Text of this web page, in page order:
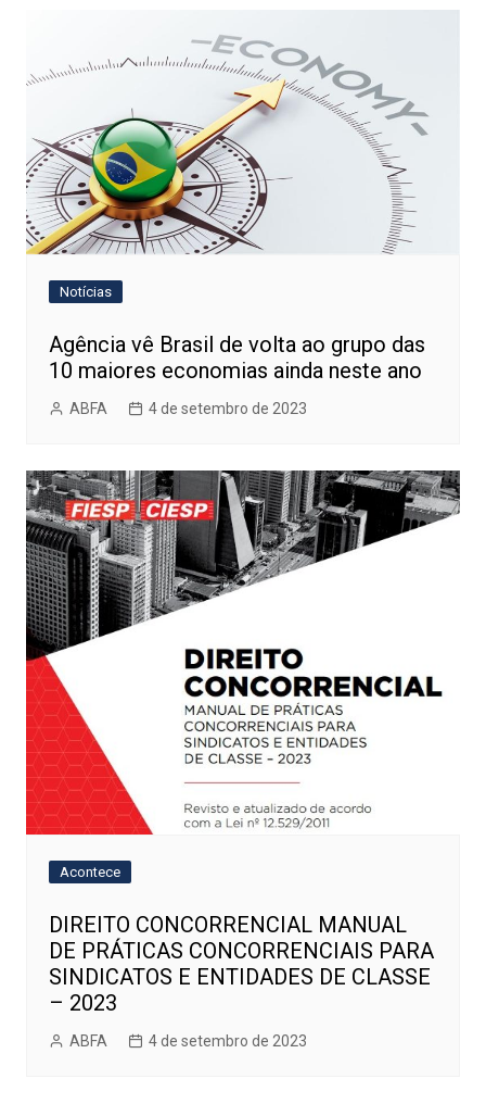
Notícias
Agência vê Brasil de volta ao grupo das
10 maiores economias ainda neste ano
ABFA 4 de setembro de 2023
Acontece
DIREITO CONCORRENCIAL MANUAL
DE PRÁTICAS CONCORRENCIAIS PARA
SINDICATOS E ENTIDADES DE CLASSE
– 2023
ABFA 4 de setembro de 2023